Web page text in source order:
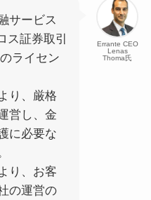
Errante CEO
Lenas
Thoma氏
サービス
ス証券取引
ライセン
り、厳格
営し、金
に必要な
り、お客
の運営の